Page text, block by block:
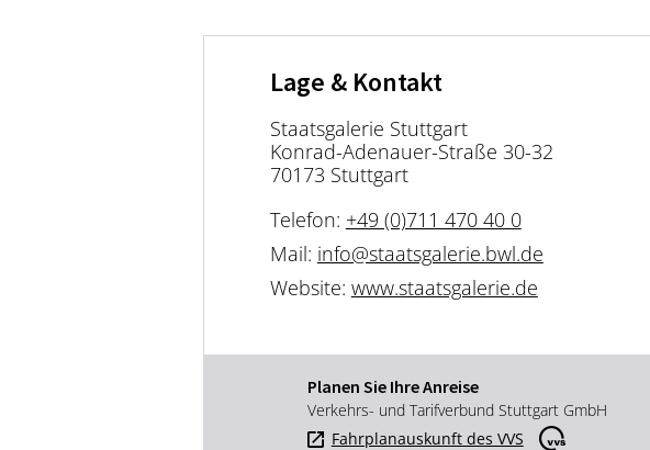
Lage & Kontakt
Staatsgalerie Stuttgart
Konrad-Adenauer-Straße 30-32
70173 Stuttgart
Telefon: +49 (0)711 470 40 0
Mail: info@staatsgalerie.bwl.de
Website: www.staatsgalerie.de
Planen Sie Ihre Anreise
Verkehrs- und Tarifverbund Stuttgart GmbH
Fahrplanauskunft des VVS